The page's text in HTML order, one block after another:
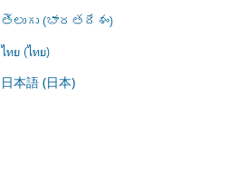
తెలుగు (భారతదేశం)
ไทย (ไทย)
日本語 (日本)